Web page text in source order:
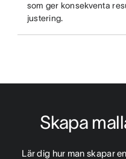
som ger konsekventa
justering.
Skapa
Lär dig hur man skapar